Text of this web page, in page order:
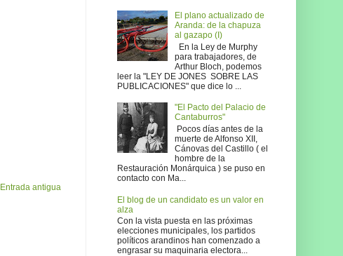
Entrada antigua
El plano actualizado de
Aranda: de la chapuza
al gazapo (I)
En la Ley de Murphy
para trabajadores, de
Arthur Bloch, podemos
leer la "LEY DE JONES SOBRE LAS
PUBLICACIONES" que dice lo ...
"El Pacto del Palacio de
Cantaburros"
Pocos días antes de la
muerte de Alfonso XII,
Cánovas del Castillo ( el
hombre de la
Restauración Monárquica ) se puso en
contacto con Ma...
El blog de un candidato es un valor en
alza
Con la vista puesta en las próximas
elecciones municipales, los partidos
políticos arandinos han comenzado a
engrasar su maquinaria electora...